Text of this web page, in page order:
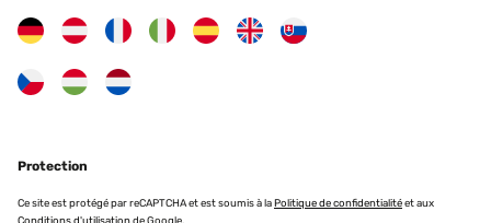
Protection
Ce site est protégé par reCAPTCHA et est soumis à laPolitique de confidentialitéet aux
Conditions d'utilisationde Google.